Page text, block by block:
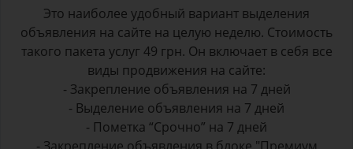
Это наиболее удобный вариант выделения
объявления на сайте на целую неделю. Стоимость
такого пакета услуг 49 грн. Он включает в себя все
виды продвижения на сайте:
- Закрепление объявления на 7 дней
- Выделение объявления на 7 дней
- Пометка “Срочно” на 7 дней